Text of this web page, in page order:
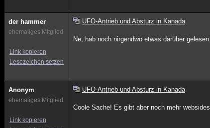
der hammer
ehemaliges Mitglied
Link kopieren
Lesezeichen setzen
UFO-Antrieb und Absturz in Kanada
Ne, hab noch nirgendwo etwas darüber
Anonym
ehemaliges Mitglied
Link kopieren
UFO-Antrieb und Absturz in Kanada
Coole Sache! Es gibt aber noch mehr